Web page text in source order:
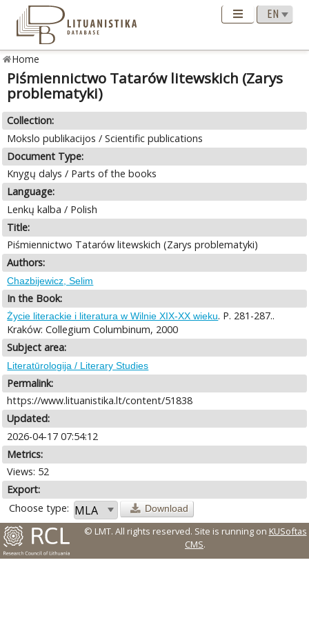
Home
Piśmiennictwo Tatarów litewskich (Zarys
problematyki)
Collection:
Mokslo publikacijos / Scientific publications
Document Type:
Knygų dalys / Parts of the books
Language:
Lenkų kalba / Polish
Title:
Piśmiennictwo Tatarów litewskich (Zarys problematyki)
Authors:
Chazbijewicz, Selim
In the Book:
Życie literackie i literatura w Wilnie ХІХ-ХХ wieku. P. 281-287..
Kraków: Collegium Columbinum, 2000
Subject area:
Literatūrologija / Literary Studies
Permalink:
https://www.lituanistika.lt/content/51838
Updated:
2026-04-17 07:54:12
Metrics:
Views: 52
Export:
Choose type:
Download
© LMT. All rights reserved. Site is running on KUSoftas
CMS.